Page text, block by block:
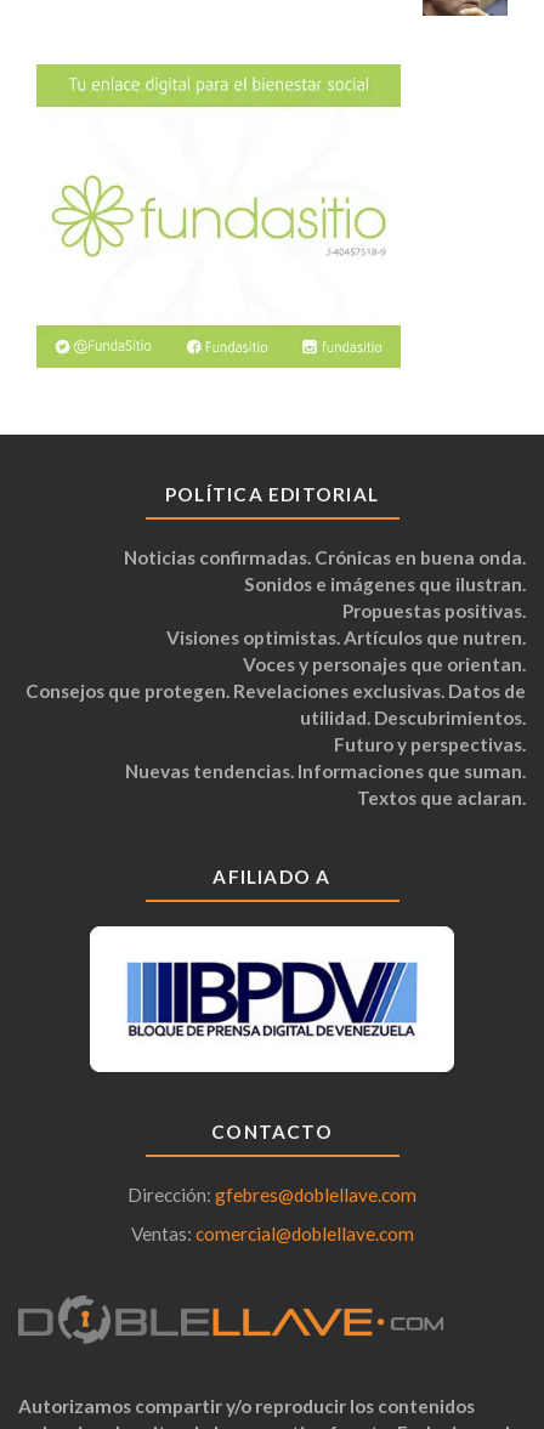
POLÍTICA EDITORIAL
Noticias confirmadas. Crónicas en buena onda.
Sonidos e imágenes que ilustran.
Propuestas positivas.
Visiones optimistas. Artículos que nutren.
Voces y personajes que orientan.
Consejos que protegen. Revelaciones exclusivas. Datos de
utilidad. Descubrimientos.
Futuro y perspectivas.
Nuevas tendencias. Informaciones que suman.
Textos que aclaran.
AFILIADO A
CONTACTO
Dirección: gfebres@doblellave.com
Ventas: comercial@doblellave.com
Autorizamos compartir y/o reproducir los contenidos